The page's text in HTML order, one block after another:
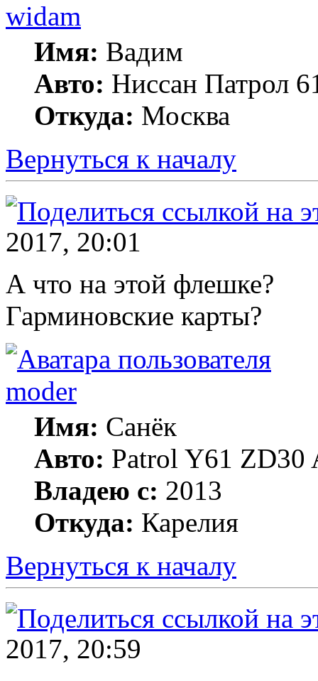
widam
Имя: Вадим
Авто: Ниссан Патрол
Откуда: Москва
Вернуться к началу
2017, 20:01
А что на этой флешке?
Гарминовские карты?
moder
Имя: Санёк
Авто: Patrol Y61 ZD30
Владею с: 2013
Откуда: Карелия
Вернуться к началу
2017, 20:59